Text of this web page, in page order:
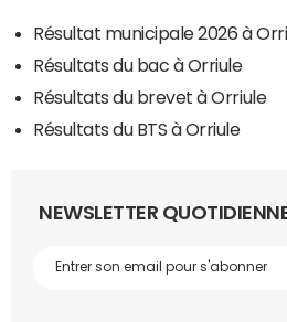
Résultat municipale 2026 à
Résultats du bac à Orriule
Résultats du brevet à Orriule
Résultats du BTS à Orriule
NEWSLETTER